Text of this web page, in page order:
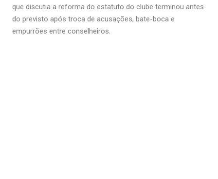
que discutia a reforma do estatuto do clube terminou antes
do previsto após troca de acusações, bate-boca e
empurrões entre conselheiros.